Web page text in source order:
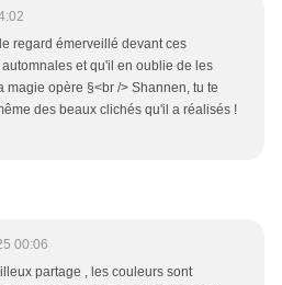
regard émerveillé devant ces
et qu'il en oublie de les
magie opère §<br /> Shannen, tu te
des beaux clichés qu'il a réalisés !
00:06
partage , les couleurs sont